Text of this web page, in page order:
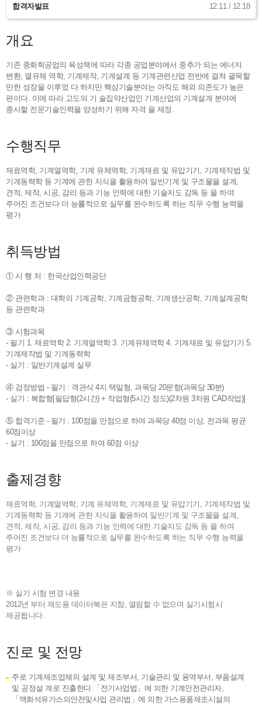
합격자발표 12.11 / 12.18
개요
기존 중화학공업의 육성책에 따라 각종 공업분야에서 중추가 되는 에너지
변환, 열유체 역학, 기계제작, 기계설계 등 기계관련산업 전반에 걸쳐 괄목할
만한 성장을 이루었 다.하지만 핵심기술분야는 아직도 해외 의존도가 높은
편이다. 이에 따라 고도의 기 술집약산업인 기계산업의 기계설계 분야에
종사할 전문기술인력을 양성하기 위해 자격 을 제정.
수행직무
재료역학, 기계열역학, 기계 유체역학, 기계재료 및 유압기기, 기계제작법 및
기계동력학 등 기계에 관한 지식을 활용하여 일반기계 및 구조물을 설계,
견적, 제작, 시공, 감리 등과 기능 인력에 대한 기술지도 감독 등 을 하여
주어진 조건보다 더 능률적으로 실무를 완수하도록 하는 직무 수행 능력을
평가
취득방법
① 시 행 처 : 한국산업인력공단
② 관련학과 : 대학의 기계공학, 기계금형공학, 기계생산공학, 기계설계공학
등 관련학과
③ 시험과목
- 필기 1. 재료역학 2. 기계열역학 3. 기계유체역학 4. 기계재료 및 유압기기 5.
기계제작법 및 기계동력학
- 실기 : 일반기계설계 실무
④ 검정방법 - 필기 : 객관식 4지 택일형, 과목당 20문항(과목당 30분)
- 실기 : 복합형[필답형(2시간) + 작업형(5시간 정도)(2차원 3차원 CAD작업)]
⑤ 합격기준 - 필기 : 100점을 만점으로 하여 과목당 40점 이상, 전과목 평균
60점이상
- 실기 : 100점을 만점으로 하여 60점 이상
출제경향
재료역학, 기계열역학, 기계 유체역학, 기계재료 및 유압기기, 기계제작법 및
기계동력학 등 기계에 관한 지식을 활용하여 일반기계 및 구조물을 설계,
견적, 제작, 시공, 감리 등과 기능 인력에 대한 기술지도 감독 등 을 하여
주어진 조건보다 더 능률적으로 실무를 완수하도록 하는 직무 수행 능력을
평가
※ 실기 시험 변경 내용
2012년 부터 제도용 데이터북은 지참, 열람할 수 없으며 실기시험시
제공됩니다.
진로 및 전망
주로 기계제조업체의 설계 및 제조부서, 기술관리 및 용역부서, 부품설계
및 공정설 계로 진출한다.「전기사업법」에 의한 기계안전관리자,
「액화석유가스의안전및사업 관리법」에 의한 가스용품제조시설의